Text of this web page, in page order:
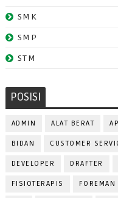
SMK
SMP
STM
POSISI
ADMIN ALAT BERAT
BIDAN CUSTOMER
DEVELOPER DRAFTER
FISIOTERAPIS FOREMAN